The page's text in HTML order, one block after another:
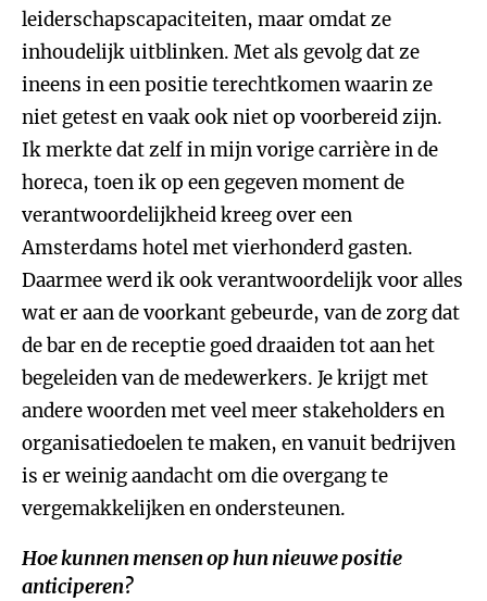
leiderschapscapaciteiten, maar omdat ze
inhoudelijk uitblinken. Met als gevolg dat ze
ineens in een positie terechtkomen waarin ze
niet getest en vaak ook niet op voorbereid zijn.
Ik merkte dat zelf in mijn vorige carrière in de
horeca, toen ik op een gegeven moment de
verantwoordelijkheid kreeg over een
Amsterdams hotel met vierhonderd gasten.
Daarmee werd ik ook verantwoordelijk voor alles
wat er aan de voorkant gebeurde, van de zorg dat
de bar en de receptie goed draaiden tot aan het
begeleiden van de medewerkers. Je krijgt met
andere woorden met veel meer stakeholders en
organisatiedoelen te maken, en vanuit bedrijven
is er weinig aandacht om die overgang te
vergemakkelijken en ondersteunen.
Hoe kunnen mensen op hun nieuwe positie
anticiperen?